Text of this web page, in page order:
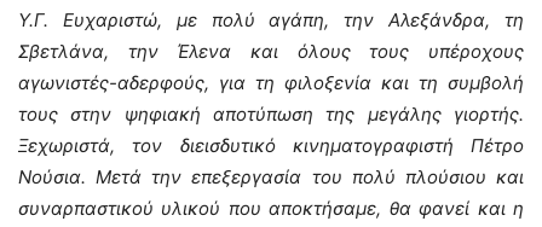
Υ.Γ. Ευχαριστώ, με πολύ αγάπη, την Αλεξάνδρα, τη
Σβετλάνα, την Έλενα και όλους τους υπέροχους
αγωνιστές-αδερφούς, για τη φιλοξενία και τη συμβολή
τους στην ψηφιακή αποτύπωση της μεγάλης γιορτής.
Ξεχωριστά, τον διεισδυτικό κινηματογραφιστή Πέτρο
Νούσια. Μετά την επεξεργασία του πολύ πλούσιου και
συναρπαστικού υλικού που αποκτήσαμε, θα φανεί και η